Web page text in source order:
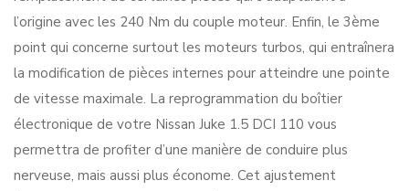
l’origine avec les 240 Nm du couple moteur. Enfin, le 3ème
point qui concerne surtout les moteurs turbos, qui entraînera
la modification de pièces internes pour atteindre une pointe
de vitesse maximale. La reprogrammation du boîtier
électronique de votre Nissan Juke 1.5 DCI 110 vous
permettra de profiter d’une manière de conduire plus
nerveuse, mais aussi plus économe. Cet ajustement